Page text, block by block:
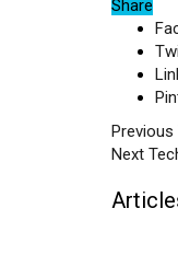
Share
Previous
Next